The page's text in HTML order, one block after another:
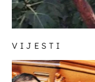
VIJESTI